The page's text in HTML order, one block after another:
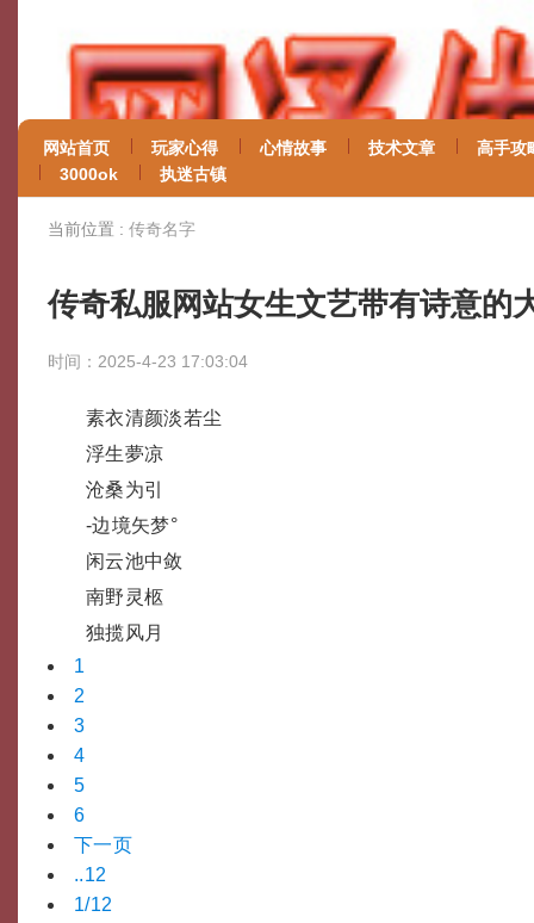
网站首页 玩家心得 心情故事 技术文章
高手攻
3000ok
执迷古镇
当前位置 : 传奇名字
传奇私服网站女生文艺带有诗意的
时间：2025-4-23 17:03:04
素衣清颜淡若尘
浮生夢凉
沧桑为引
-边境矢梦°
闲云池中敛
南野灵柩
独揽风月
1
2
3
4
5
6
下一页
..12
1/12